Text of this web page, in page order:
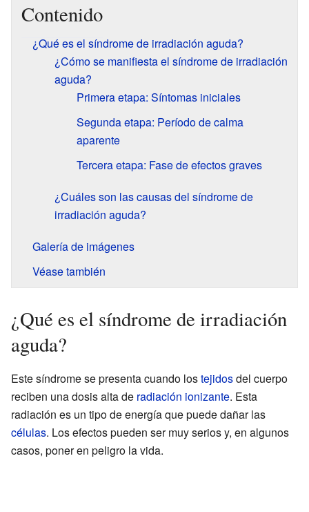
Contenido
¿Qué es el síndrome de irradiación aguda?
¿Cómo se manifiesta el síndrome de irradiación
aguda?
Primera etapa: Síntomas iniciales
Segunda etapa: Período de calma
aparente
Tercera etapa: Fase de efectos graves
¿Cuáles son las causas del síndrome de
irradiación aguda?
Galería de imágenes
Véase también
¿Qué es el síndrome de irradiación
aguda?
Este síndrome se presenta cuando lostejidosdel cuerpo
reciben una dosis alta de radiación ionizante. Esta
radiación es un tipo de energía que puede dañar las
células. Los efectos pueden ser muy serios y, en algunos
casos, poner en peligro la vida.